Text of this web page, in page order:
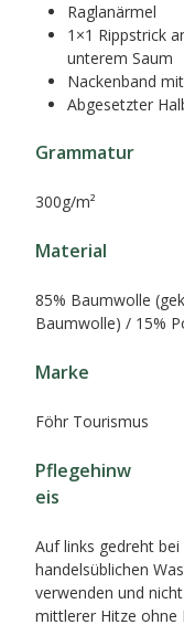
Raglanärmel
1×1 Rippstrick
unterem Saum
Nackenband
Abgesetzter
Grammatur
300g/m²
Material
85% Baumwolle
Baumwolle) / 15%
Marke
Föhr Tourismus
Pflegehinw
eis
Auf links gedreht
handelsüblichen
verwenden und
mittlerer Hitze ohne